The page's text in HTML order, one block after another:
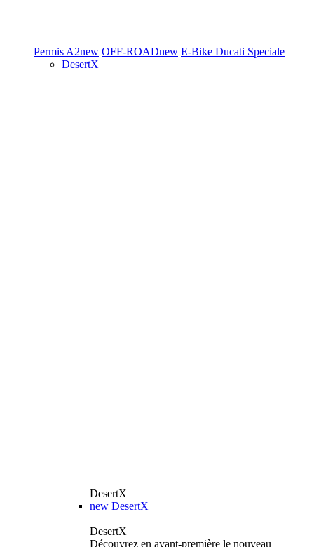
Permis A2new OFF-ROADnew E-Bike Ducati Speciale
DesertX
DesertX
new DesertX
DesertX
Découvrez en avant-première le nouveau